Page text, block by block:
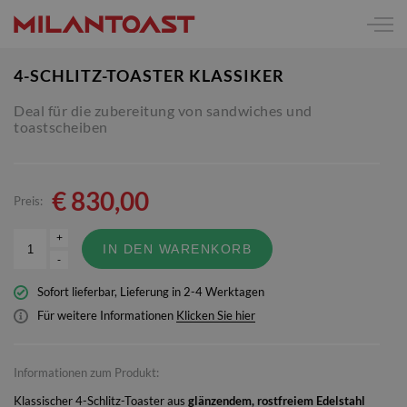
4-SCHLITZ-TOASTER KLASSIKER
Deal für die zubereitung von sandwiches und
toastscheiben
Preis: €830,00
+
-
IN DEN WARENKORB
Sofort lieferbar, Lieferung in 2-4 Werktagen
Für weitere Informationen Klicken Sie hier
Informationen zum Produkt:
Klassischer 4-Schlitz-Toaster aus glänzendem, rostfreiem Edelstahl